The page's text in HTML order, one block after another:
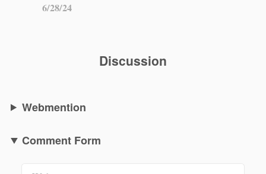
6/28/24
Discussion
Webmention
Comment Form